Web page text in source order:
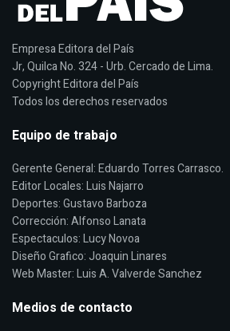
Empresa Editora del País
Jr, Quilca No. 324 - Urb. Cercado de Lima.
Copyright Editora del País
Todos los derechos reservados
Equipo de trabajo
Gerente General: Eduardo Torres Carrasco.
Editor Locales: Luis Najarro
Deportes: Gustavo Barboza
Corrección: Alfonso Lanata
Espectaculos: Lucy Novoa
Diseño Grafico: Joaquin Linares
Web Master: Luis A. Valverde Sanchez
Medios de contacto